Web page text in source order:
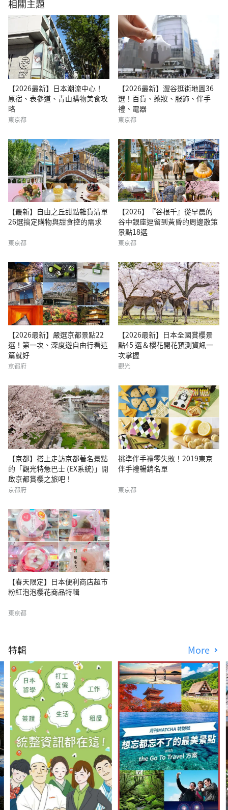
相關主題
【2026最新】日本潮流中心！
原宿、表參道、青山購物美食攻
略
東京都
【2026最新】澀谷逛街地圖36
選！百貨、藥妝、服飾、伴手
禮、電器
東京都
【最新】自由之丘甜點雜貨清單
26選搞定購物與甜食控的需求
東京都
【2026】『谷根千』從早晨的
谷中銀座逗留到黃昏的周邊散策
景點18選
東京都
【2026最新】嚴選京都景點22
選！第一次、深度遊自由行看這
篇就好
京都府
【2026最新】日本全國賞櫻景
點45 選＆櫻花開花預測資訊一
次掌握
觀光
【京都】搭上走訪京都著名景點
的「觀光特急巴士 (EX系統)」開
啟京都賞櫻之旅吧！
京都府
挑準伴手禮零失敗！2019東京
伴手禮暢銷名單
東京都
【春天限定】日本便利商店超市
粉紅泡泡櫻花商品特輯
東京都
特輯 More